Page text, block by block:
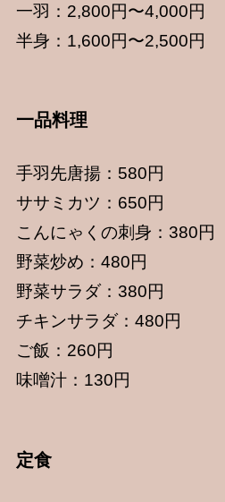
一羽：2,800円〜4,000円
半身：1,600円〜2,500円
一品料理
手羽先唐揚：580円
ササミカツ：650円
こんにゃくの刺身：380円
野菜炒め：480円
野菜サラダ：380円
チキンサラダ：480円
ご飯：260円
味噌汁：130円
定食